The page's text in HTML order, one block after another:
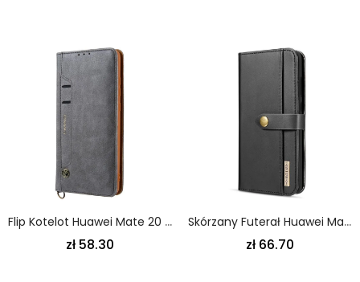
Flip Kotelot Huawei Mate 20 Granatowy Szary Efekt Skóry Wielu Kart Cmai2
zł 58.30
Skórzany Futerał Huawei Mate 20 Zielony Czarny Etui Na Telefon Efekt Gładkiej Skóry Dg. Odpinany Ming
zł 66.70